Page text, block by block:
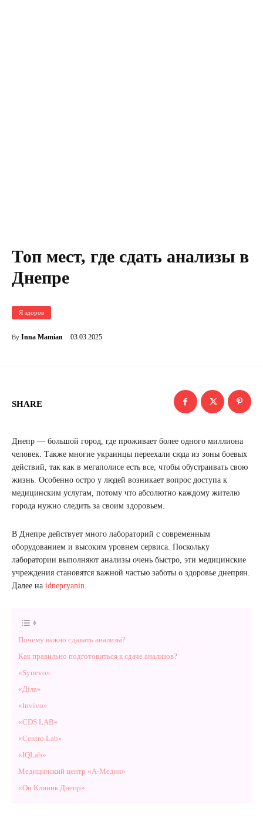
Топ мест, где сдать анализы в
Днепре
Я здоров
By Inna Mamian 03.03.2025
SHARE
Днепр — большой город, где проживает более одного миллиона
человек. Также многие украинцы переехали сюда из зоны боевых
действий, так как в мегаполисе есть все, чтобы обустраивать свою
жизнь. Особенно остро у людей возникает вопрос доступа к
медицинским услугам, потому что абсолютно каждому жителю
города нужно следить за своим здоровьем.
В Днепре действует много лабораторий с современным
оборудованием и высоким уровнем сервиса. Поскольку
лаборатории выполняют анализы очень быстро, эти медицинские
учреждения становятся важной частью заботы о здоровье днепрян.
Далее на idnepryanin.
Почему важно сдавать анализы?
Как правильно подготовиться к сдаче анализов?
«Synevo»
«Діла»
«Invivo»
«CDS LAB»
«Centro Lab»
«IQLab»
Медицинский центр «А-Медик»
«Он Клиник Днепр»